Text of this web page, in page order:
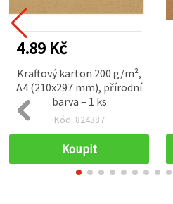
4.89 Kč
Kraftový karton 200 g/m²,
A4 (210x297 mm), přírodní
barva – 1 ks
Kód: 824387
Koupit